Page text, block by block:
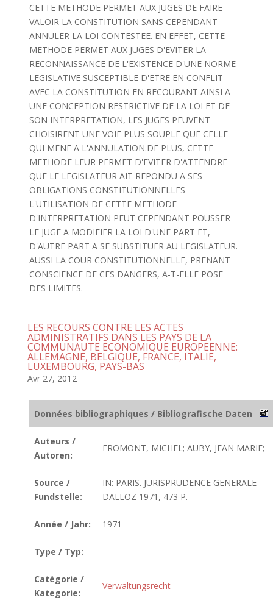
CETTE METHODE PERMET AUX JUGES DE FAIRE
VALOIR LA CONSTITUTION SANS CEPENDANT
ANNULER LA LOI CONTESTEE. EN EFFET, CETTE
METHODE PERMET AUX JUGES D'EVITER LA
RECONNAISSANCE DE L'EXISTENCE D'UNE NORME
LEGISLATIVE SUSCEPTIBLE D'ETRE EN CONFLIT
AVEC LA CONSTITUTION EN RECOURANT AINSI A
UNE CONCEPTION RESTRICTIVE DE LA LOI ET DE
SON INTERPRETATION, LES JUGES PEUVENT
CHOISIRENT UNE VOIE PLUS SOUPLE QUE CELLE
QUI MENE A L'ANNULATION.DE PLUS, CETTE
METHODE LEUR PERMET D'EVITER D'ATTENDRE
QUE LE LEGISLATEUR AIT REPONDU A SES
OBLIGATIONS CONSTITUTIONNELLES
L'UTILISATION DE CETTE METHODE
D'INTERPRETATION PEUT CEPENDANT POUSSER
LE JUGE A MODIFIER LA LOI D'UNE PART ET,
D'AUTRE PART A SE SUBSTITUER AU LEGISLATEUR.
AUSSI LA COUR CONSTITUTIONNELLE, PRENANT
CONSCIENCE DE CES DANGERS, A-T-ELLE POSE
DES LIMITES.
LES RECOURS CONTRE LES ACTES
ADMINISTRATIFS DANS LES PAYS DE LA
COMMUNAUTE ECONOMIQUE EUROPEENNE:
ALLEMAGNE, BELGIQUE, FRANCE, ITALIE,
LUXEMBOURG, PAYS-BAS
Avr 27, 2012
Données bibliographiques / Bibliografische Daten
Auteurs /
Autoren:
FROMONT, MICHEL; AUBY, JEAN MARIE;
Source /
Fundstelle:
IN: PARIS. JURISPRUDENCE GENERALE
DALLOZ 1971, 473 P.
Année / Jahr: 1971
Type / Typ:
Catégorie /
Kategorie:
Verwaltungsrecht